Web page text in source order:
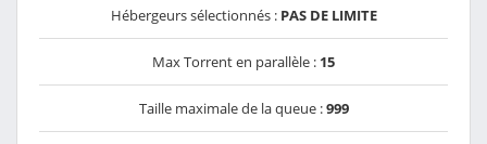
Hébergeurs sélectionnés : PAS DE LIMITE
Max Torrent en parallèle : 15
Taille maximale de la queue :999